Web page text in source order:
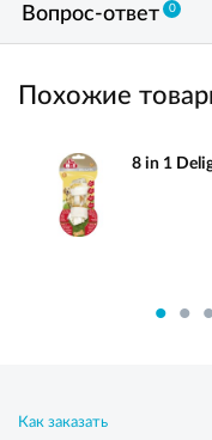
Вопрос-ответ 0
Похожие
8 in 1
Как заказать